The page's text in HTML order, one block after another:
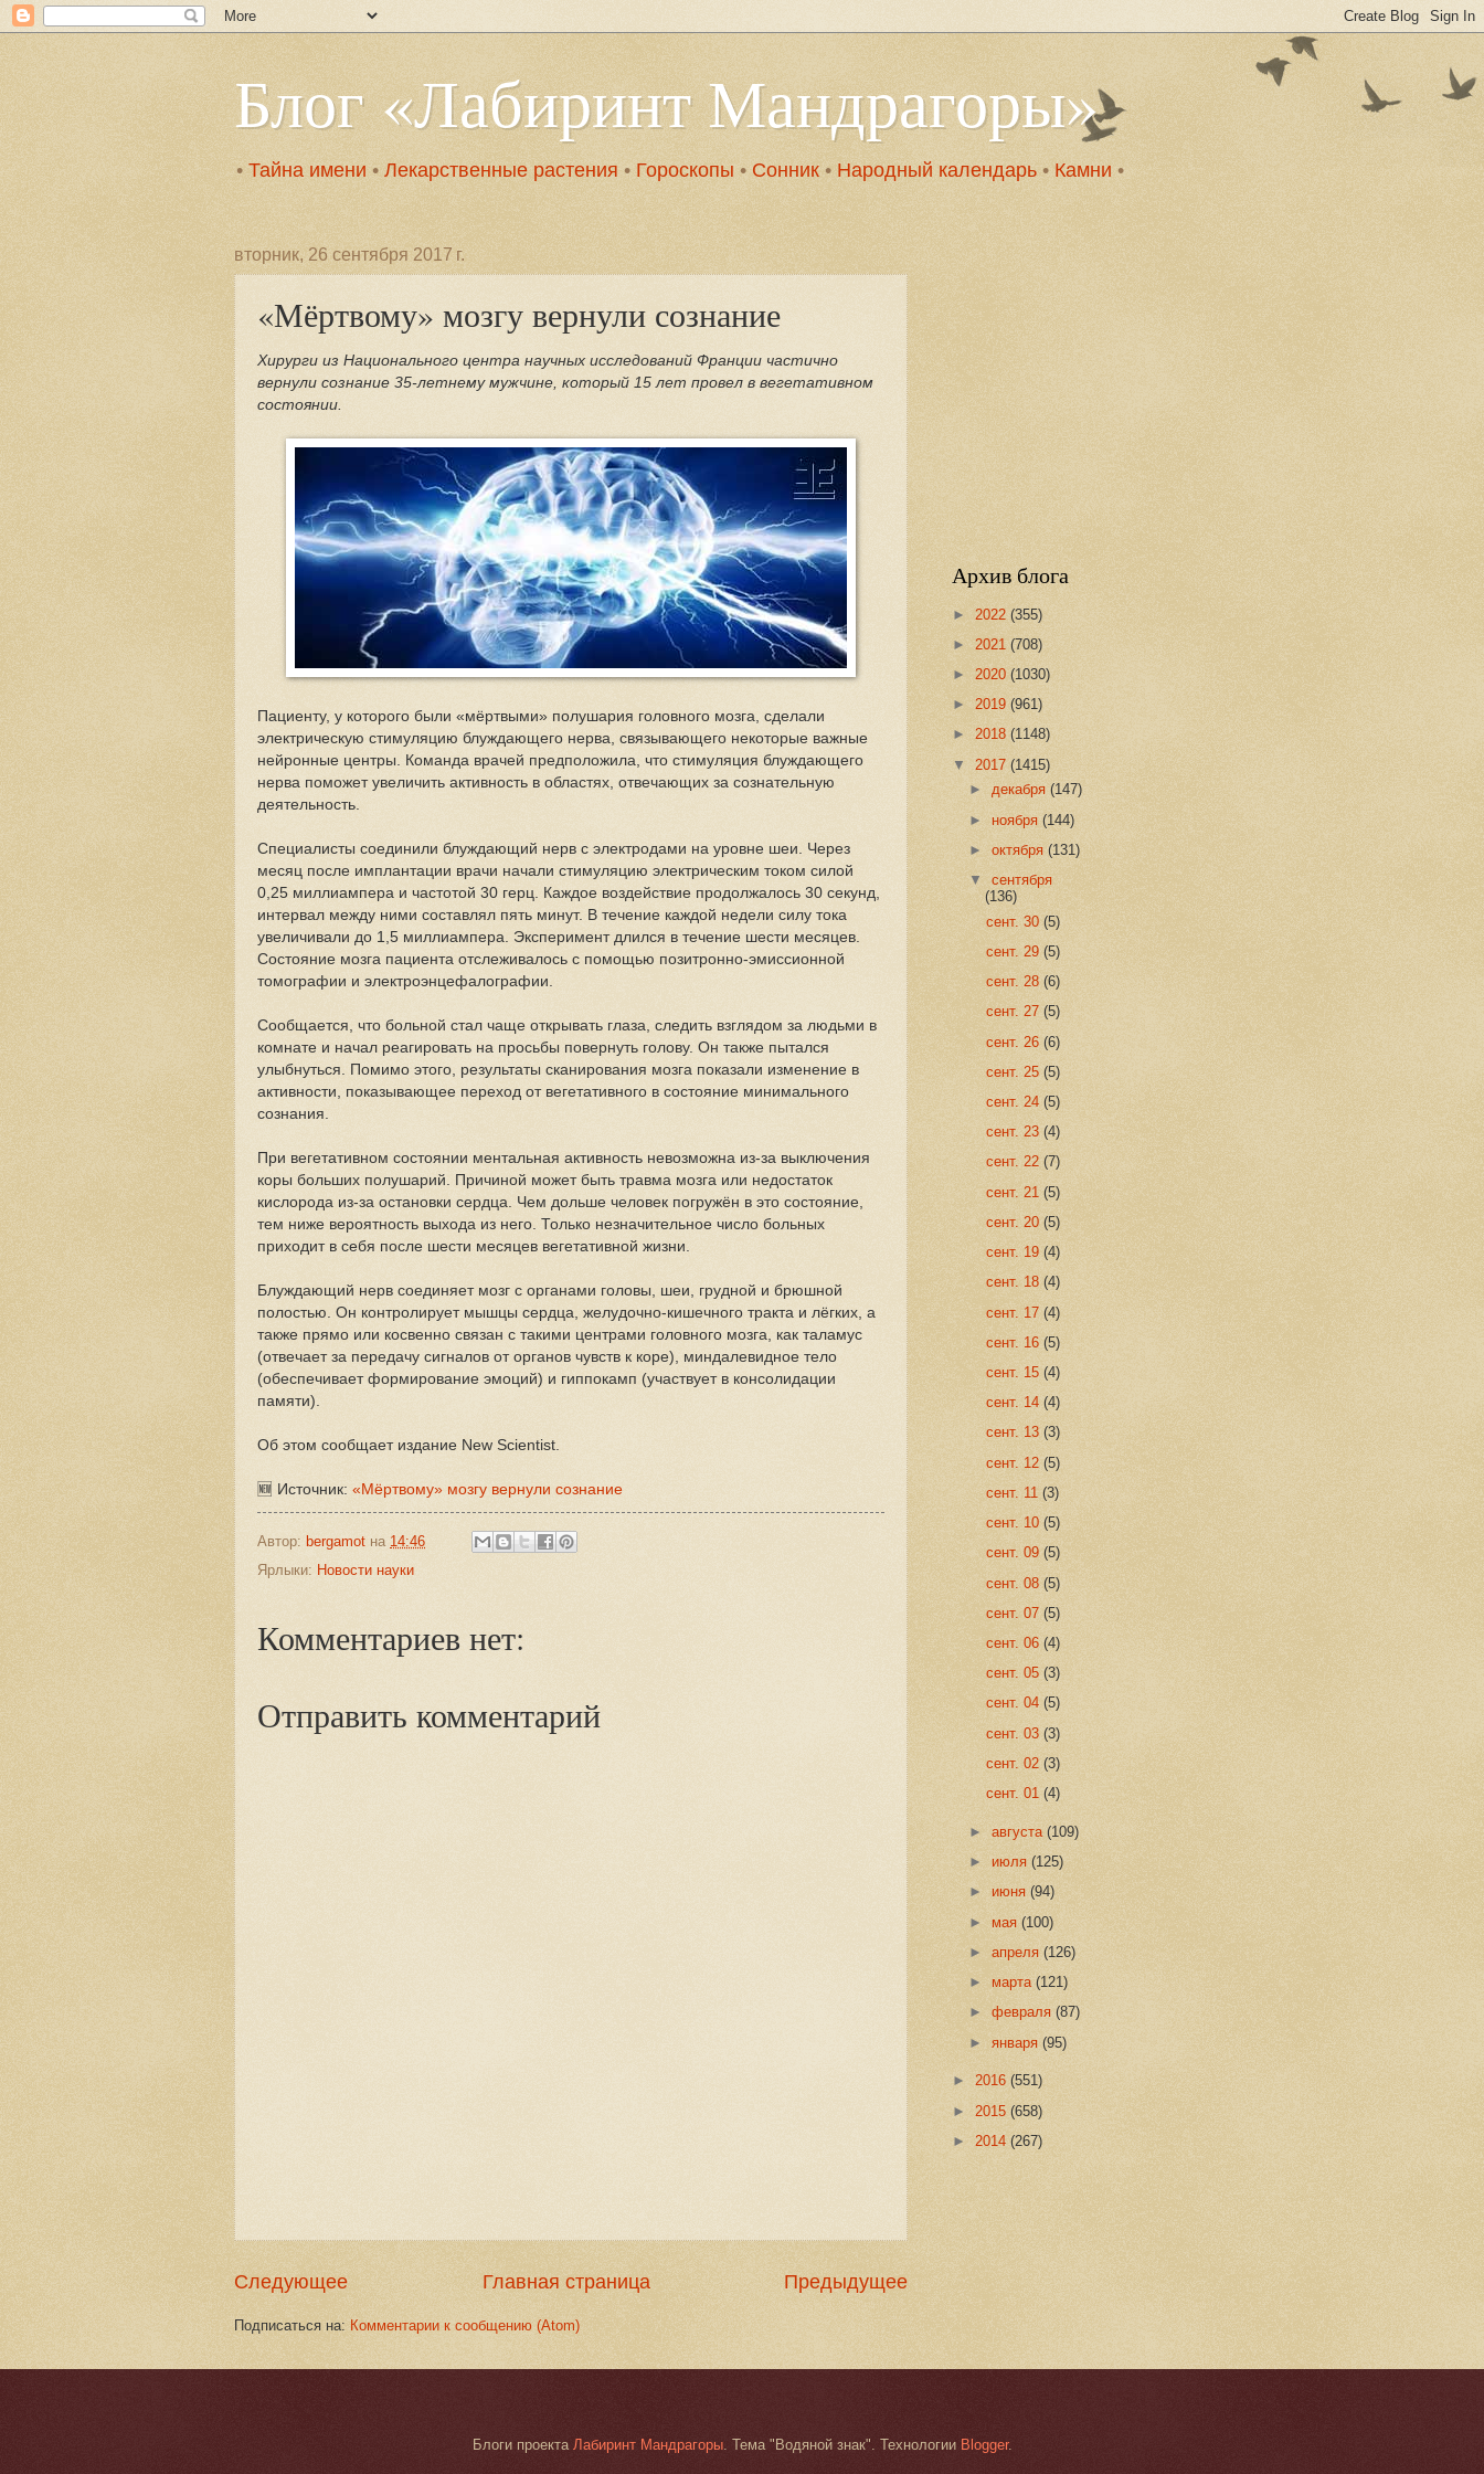
Блог «Лабиринт Мандрагоры»
• Тайна имени • Лекарственные растения • Гороскопы • Сонник • Народный календарь • Камни •
вторник, 26 сентября 2017 г.
«Мёртвому» мозгу вернули сознание
Хирурги из Национального центра научных исследований Франции частично
вернули сознание 35-летнему мужчине, который 15 лет провел в вегетативном
состоянии.
Пациенту, у которого были «мёртвыми» полушария головного мозга, сделали
электрическую стимуляцию блуждающего нерва, связывающего некоторые важные
нейронные центры. Команда врачей предположила, что стимуляция блуждающего
нерва поможет увеличить активность в областях, отвечающих за сознательную
деятельность.
Специалисты соединили блуждающий нерв с электродами на уровне шеи. Через
месяц после имплантации врачи начали стимуляцию электрическим током силой
0,25 миллиампера и частотой 30 герц. Каждое воздействие продолжалось 30 секунд,
интервал между ними составлял пять минут. В течение каждой недели силу тока
увеличивали до 1,5 миллиампера. Эксперимент длился в течение шести месяцев.
Состояние мозга пациента отслеживалось с помощью позитронно-эмиссионной
томографии и электроэнцефалографии.
Сообщается, что больной стал чаще открывать глаза, следить взглядом за людьми в
комнате и начал реагировать на просьбы повернуть голову. Он также пытался
улыбнуться. Помимо этого, результаты сканирования мозга показали изменение в
активности, показывающее переход от вегетативного в состояние минимального
сознания.
При вегетативном состоянии ментальная активность невозможна из-за выключения
коры больших полушарий. Причиной может быть травма мозга или недостаток
кислорода из-за остановки сердца. Чем дольше человек погружён в это состояние,
тем ниже вероятность выхода из него. Только незначительное число больных
приходит в себя после шести месяцев вегетативной жизни.
Блуждающий нерв соединяет мозг с органами головы, шеи, грудной и брюшной
полостью. Он контролирует мышцы сердца, желудочно-кишечного тракта и лёгких, а
также прямо или косвенно связан с такими центрами головного мозга, как таламус
(отвечает за передачу сигналов от органов чувств к коре), миндалевидное тело
(обеспечивает формирование эмоций) и гиппокамп (участвует в консолидации
памяти).
Об этом сообщает издание New Scientist.
🆕 Источник: «Мёртвому» мозгу вернули сознание
Автор: bergamot на 14:46
Ярлыки: Новости науки
Комментариев нет:
Отправить комментарий
Следующее Предыдущее
Главная страница
Подписаться на: Комментарии к сообщению (Atom)
Архив блога
► 2022 (355)
► 2021 (708)
► 2020 (1030)
► 2019 (961)
► 2018 (1148)
▼ 2017 (1415)
►декабря(147)
►ноября(144)
►октября(131)
▼сентября
(136)
сент. 30 (5)
сент. 29 (5)
сент. 28 (6)
сент. 27 (5)
сент. 26 (6)
сент. 25 (5)
сент. 24 (5)
сент. 23 (4)
сент. 22 (7)
сент. 21 (5)
сент. 20 (5)
сент. 19 (4)
сент. 18 (4)
сент. 17 (4)
сент. 16 (5)
сент. 15 (4)
сент. 14 (4)
сент. 13 (3)
сент. 12 (5)
сент. 11 (3)
сент. 10 (5)
сент. 09 (5)
сент. 08 (5)
сент. 07 (5)
сент. 06 (4)
сент. 05 (3)
сент. 04 (5)
сент. 03 (3)
сент. 02 (3)
сент. 01 (4)
►августа(109)
►июля(125)
►июня(94)
►мая(100)
►апреля(126)
► марта(121)
►февраля(87)
►января(95)
► 2016 (551)
► 2015 (658)
► 2014 (267)
Блоги проекта Лабиринт Мандрагоры. Тема "Водяной знак". Технологии Blogger.